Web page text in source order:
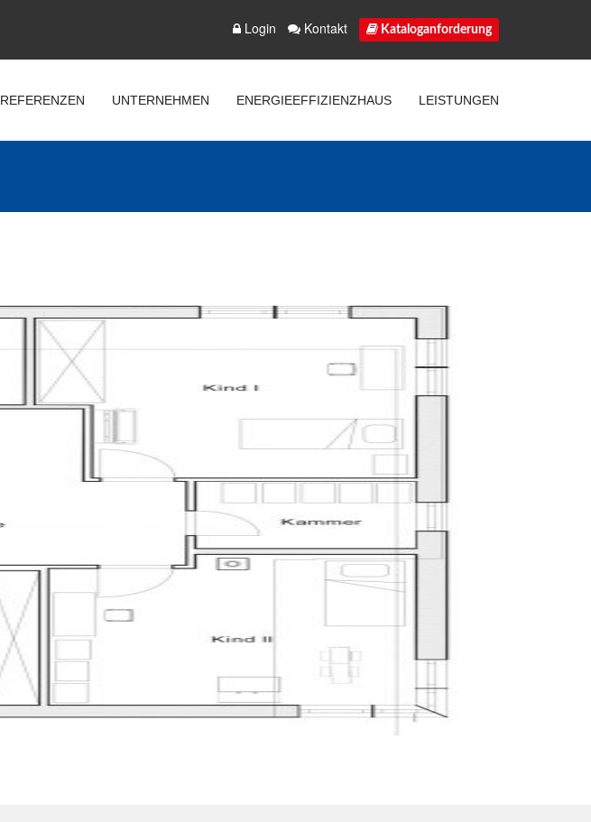
Login Kontakt Kataloganforderung
REFERENZEN UNTERNEHMEN ENERGIEEFFIZIENZHAUS LEISTUNGEN